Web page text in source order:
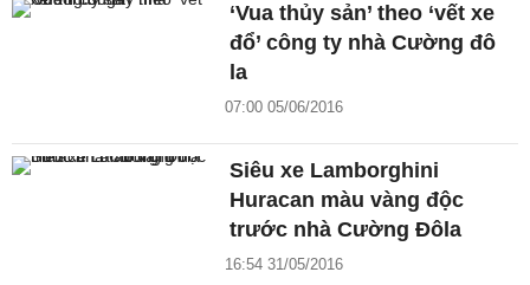
‘Vua thủy sản’ theo ‘vết xe
đổ’ công ty nhà Cường đô
la
07:00 05/06/2016
Siêu xe Lamborghini
Huracan màu vàng độc
trước nhà Cường Đôla
16:54 31/05/2016